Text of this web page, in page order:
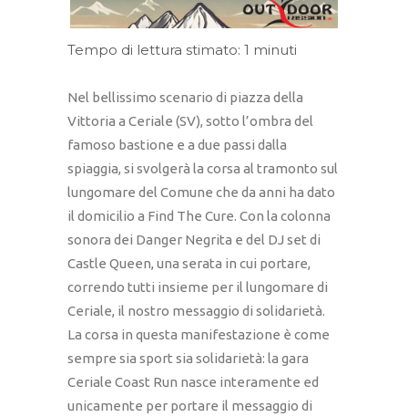
Tempo di lettura stimato: 1 minuti
Nel bellissimo scenario di piazza della
Vittoria a Ceriale (SV), sotto l’ombra del
famoso bastione e a due passi dalla
spiaggia, si svolgerà la corsa al tramonto sul
lungomare del Comune che da anni ha dato
il domicilio a Find The Cure. Con la colonna
sonora dei Danger Negrita e del DJ set di
Castle Queen, una serata in cui portare,
correndo tutti insieme per il lungomare di
Ceriale, il nostro messaggio di solidarietà.
La corsa in questa manifestazione è come
sempre sia sport sia solidarietà: la gara
Ceriale Coast Run nasce interamente ed
unicamente per portare il messaggio di